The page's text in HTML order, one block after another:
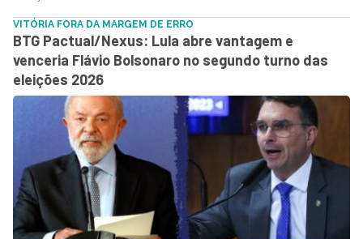
VITÓRIA FORA DA MARGEM DE ERRO
BTG Pactual/Nexus: Lula abre vantagem e
venceria Flávio Bolsonaro no segundo turno das
eleições 2026